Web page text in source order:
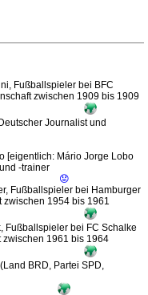
Fußballspieler bei BFC
zwischen 1909 bis 1909
Journalist und
[eigentlich: Mário Jorge Lobo
-trainer
😟
Fußballspieler bei Hamburger
zwischen 1954 bis 1961
Fußballspieler bei FC Schalke
1961 bis 1964
BRD, Partei SPD,